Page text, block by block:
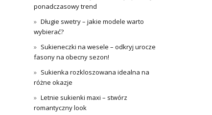
ponadczasowy trend
Długie swetry – jakie modele warto
wybierać?
Sukieneczki na wesele – odkryj urocze
fasony na obecny sezon!
Sukienka rozkloszowana idealna na
różne okazje
Letnie sukienki maxi – stwórz
romantyczny look